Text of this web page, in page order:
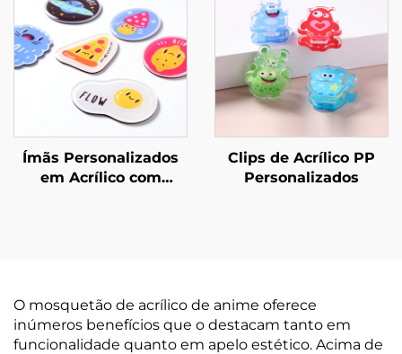
Ímãs Personalizados
em Acrílico com
Clips de Acrílico PP
Personalizados
O mosquetão de acrílico de anime oferece
inúmeros benefícios que o destacam tanto em
funcionalidade quanto em apelo estético. Acima de